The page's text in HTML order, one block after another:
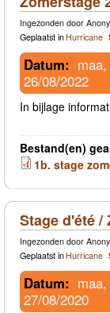
Ingezonden door
Geplaatst inHurricane
Datum:
26/08/2022
In bijlage
Bestand(en)
1b. stage
Stage d'été /
Ingezonden door
Geplaatst inHurricane
Datum:
27/08/2020